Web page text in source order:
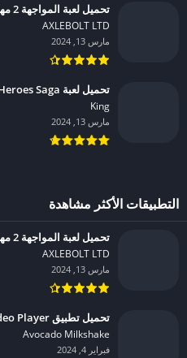
تحميل لعبة المواجهة 2 مهكرة للاندرويد 2024
AXLEBOLT LTD‏
مارس 13, 2024
تحميل لعبة Farm Heroes Saga مهكرة للاندرويد 2024
King‏
مارس 13, 2024
التطبيقات الأكثر مشاهدة
تحميل لعبة المواجهة 2 مهكرة للاندرويد 2024
AXLEBOLT LTD‏
مارس 13, 2024
تحميل تطبيق Provid Video Player مهكر للاندرويد 2024
Avocado Milkshake‏
فبراير 4, 2024